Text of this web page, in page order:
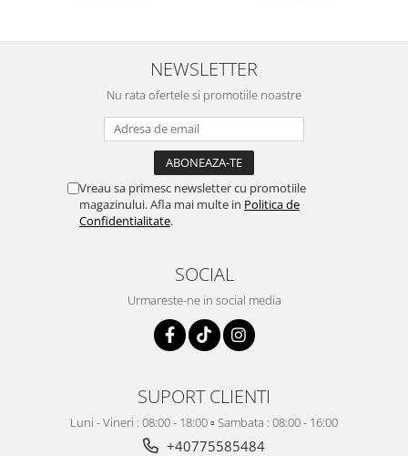
NEWSLETTER
Nu rata ofertele si promotiile noastre
Vreau sa primesc newsletter cu promotiile
magazinului. Afla mai multe in Politica de
Confidentialitate.
SOCIAL
Urmareste-ne in social media
SUPORT CLIENTI
Luni - Vineri : 08:00 - 18:00 ▫️ Sambata : 08:00 - 16:00
+40775585484